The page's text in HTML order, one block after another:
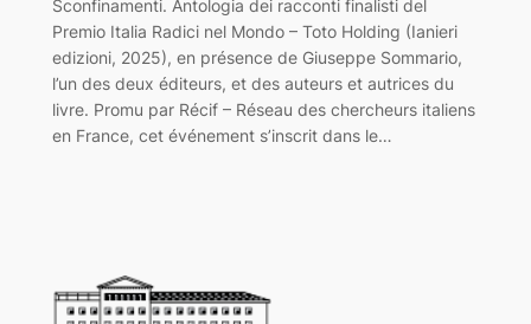
Sconfinamenti. Antologia dei racconti finalisti del
Premio Italia Radici nel Mondo – Toto Holding (Ianieri
edizioni, 2025), en présence de Giuseppe Sommario,
l’un des deux éditeurs, et des auteurs et autrices du
livre. Promu par Récif – Réseau des chercheurs italiens
en France, cet événement s’inscrit dans le…